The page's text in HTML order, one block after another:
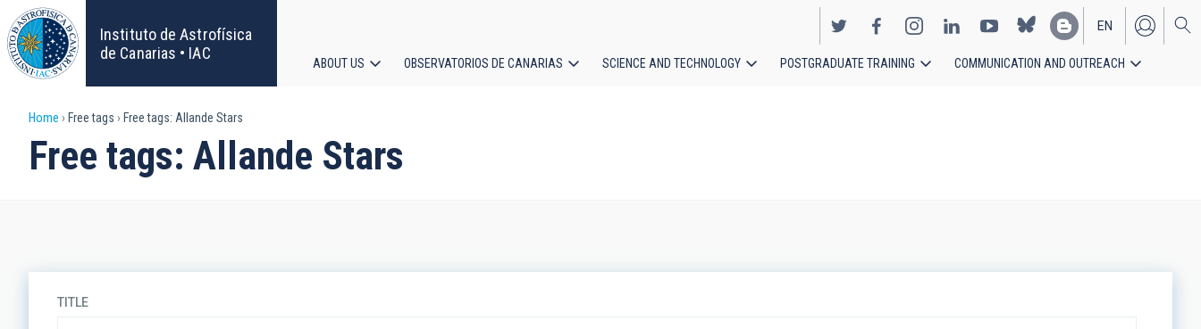
Skip
to
main
content
Instituto de Astrofísica
de Canarias • IAC
EN
ES
navigation
ABOUT US OBSERVATORIOS DE CANARIAS SCIENCE AND TECHNOLOGY POSTGRADUATE TRAINING COMMUNICATION AND OUTREACH
Breadcrumb
Home Free tags Free tags: Allande Stars
Free tags: Allande Stars
TITLE